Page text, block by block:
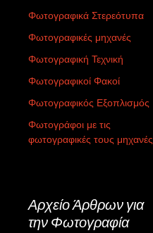
Φωτογραφικά Στερεότυπα
Φωτογραφικές μηχανές
Φωτογραφική Τεχνική
Φωτογραφικοί Φακοί
Φωτογραφικός Εξοπλισμός
Φωτογράφοι με τις
φωτογραφικές τους μηχανές
Αρχείο Άρθρων για
την Φωτογραφία